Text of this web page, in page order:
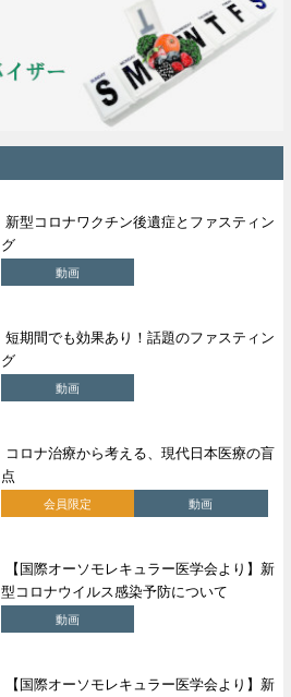
新型コロナワクチン後遺症とファスティン
グ
動画
短期間でも効果あり！話題のファスティン
グ
動画
コロナ治療から考える、現代日本医療の盲
点
会員限定 動画
【国際オーソモレキュラー医学会より】新
型コロナウイルス感染予防について
動画
【国際オーソモレキュラー医学会より】新